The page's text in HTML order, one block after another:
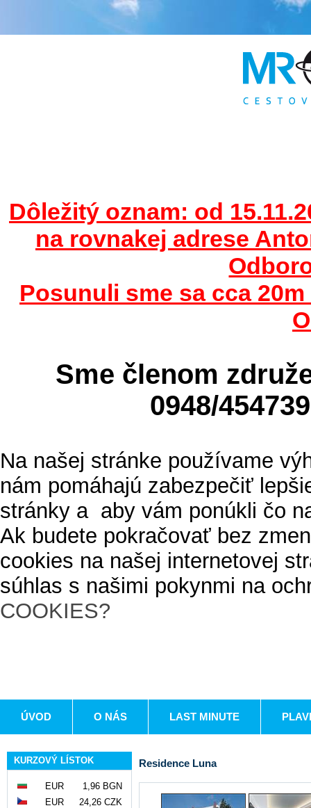
Dôležitý oznam: od
na rovnakej adrese
Posunuli sme sa cca
Sme členom
0948/
Na našej stránke používame
nám pomáhajú zabezpečiť
stránky a aby vám ponúkli čo
Ak budete pokračovať bez
cookies na našej internetovej
súhlas s našimi pokynmi na
COOKIES?
ÚVOD O NÁS LAST MINUTE
KURZOVÝ LÍSTOK
EUR
1,96 BGN
EUR
24,26 CZK
Residence Luna